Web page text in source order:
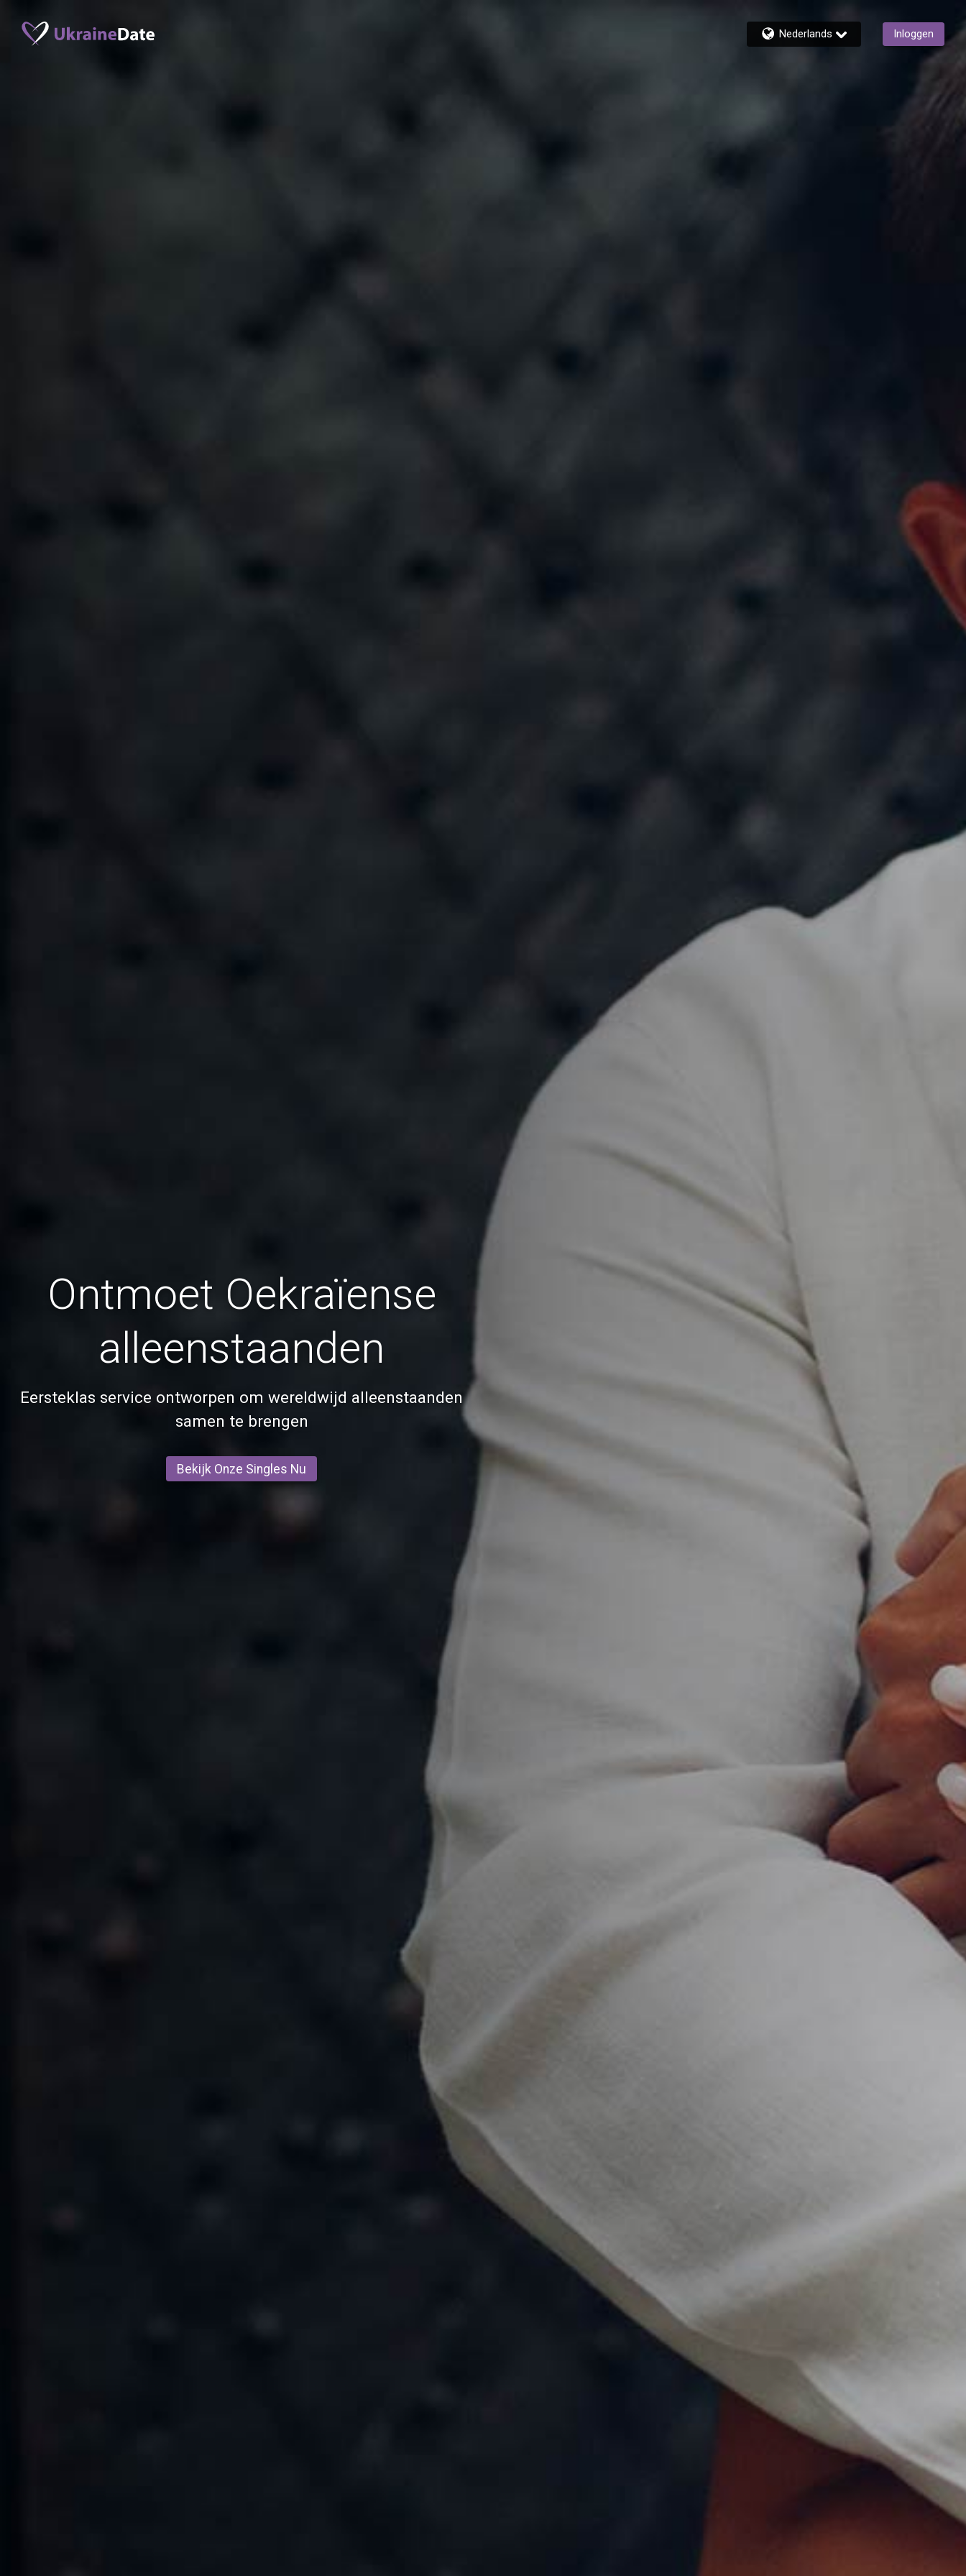
Nederlands Inloggen
Ontmoet Oekraïense
alleenstaanden
Eersteklas service ontworpen om wereldwijd alleenstaanden
samen te brengen
Bekijk Onze Singles Nu